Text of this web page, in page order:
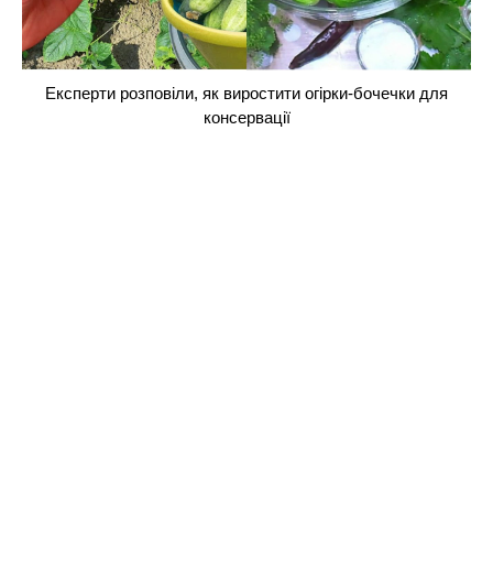
Експерти розповіли, як виростити огірки-бочечки для
консервації